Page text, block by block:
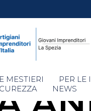
Skip
to
MESTIERI PER LE
NEWS